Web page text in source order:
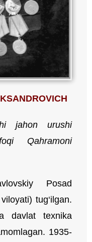
jahon urushi
Qahramoni
Posad
tug‘ilgan.
davlat texnika
1935-